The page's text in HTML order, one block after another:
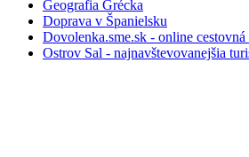
Geografia Grécka
Doprava v Španielsku
Dovolenka.sme.sk - online cestovná
Ostrov Sal - najnavštevovanejšia